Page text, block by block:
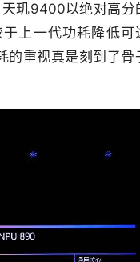
玑9400以绝对高分
上一代功耗降低可
的重视真是刻到了骨